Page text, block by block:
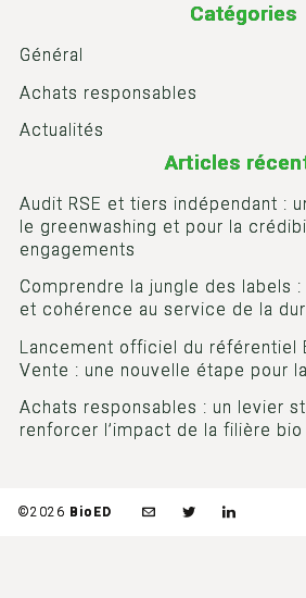
Catégories
Général
Achats responsables
Actualités
Articles
Audit RSE et tiers indépendant :
le greenwashing et pour la
engagements
Comprendre la jungle des labels
et cohérence au service de la
Lancement officiel du référentiel
Vente : une nouvelle étape pour
Achats responsables : un levier
renforcer l’impact de la filière bio
©2026 BioED